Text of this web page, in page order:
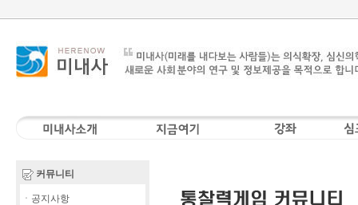
커뮤니티
ㆍ공지사항